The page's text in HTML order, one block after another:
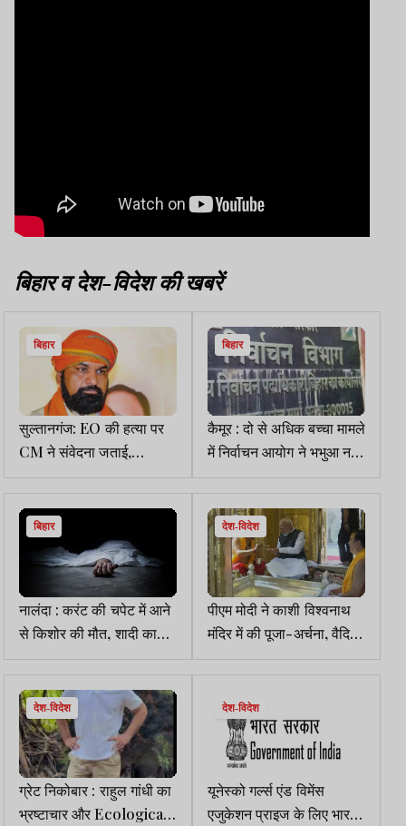
बिहार व देश-विदेश की खबरें
बिहार
सुल्तानगंज: EO की हत्या पर
CM ने संवेदना जताई,
राजकीय सम्मान के साथ होगा
अंतिम संस्कार
बिहार
कैमूर : दो से अधिक बच्चा मामले
में निर्वाचन आयोग ने भभुआ नगर
परिषद अध्यक्ष को हटाया
बिहार
नालंदा : करंट की चपेट में आने
से किशोर की मौत, शादी का
माहौल मातम में बदला
देश-विदेश
पीएम मोदी ने काशी विश्वनाथ
मंदिर में की पूजा-अर्चना, वैदिक
मंत्रों से गूंज उठा परिसर
देश-विदेश
ग्रेट निकोबार : राहुल गांधी का
भ्रष्टाचार और Ecological
देश-विदेश
यूनेस्को गर्ल्स एंड विमेंस
एजुकेशन प्राइज के लिए भारत